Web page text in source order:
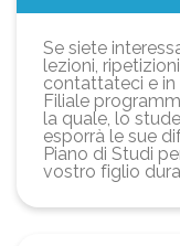
Se siete
lezioni,
contattateci e in
Filiale
la quale, lo
esporrà le sue
Piano di Studi
vostro figlio